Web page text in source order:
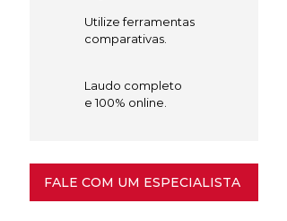
Utilize ferramentas
comparativas.
Laudo completo
e 100% online.
FALE COM UM ESPECIALISTA